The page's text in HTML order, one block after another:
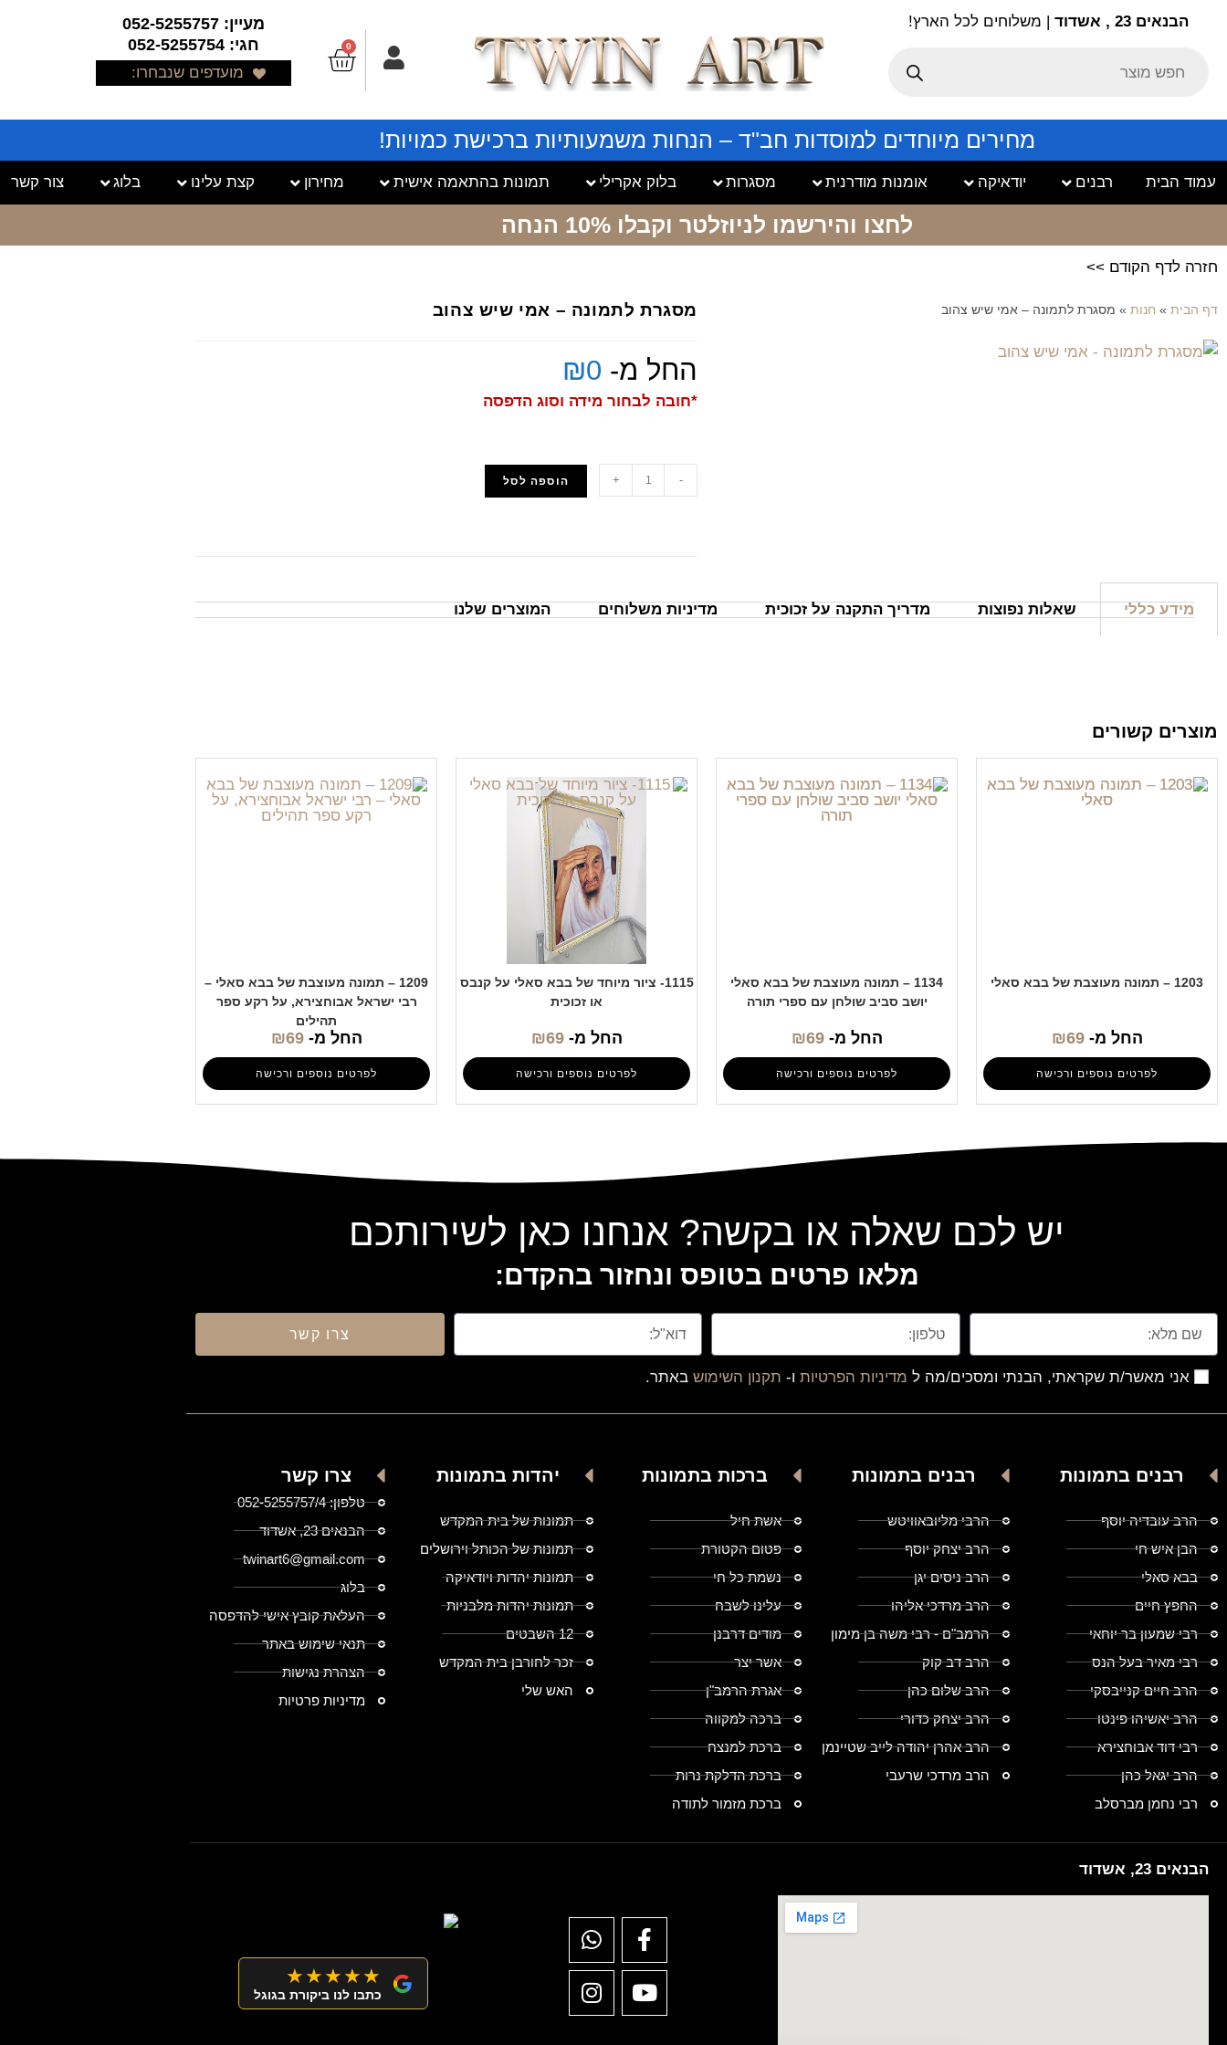
הבנאים 23 , אשדוד | משלוחים לכל הארץ!
0
מעיין: 052-5255757
חגי: 052-5255754
מועדפים שנבחרו:
מחירים מיוחדים למוסדות חב"ד – הנחות משמעותיות ברכישת כמויות!
עמוד הבית רבנים יודאיקה אומנות מודרנית מסגרות בלוק אקרילי תמונות בהתאמה אישית מחירון קצת עלינו בלוג צור קשר
לחצו והירשמו לניוזלטר וקבלו 10% הנחה
חזרה לדף הקודם >>
דף הבית » חנות » מסגרת לתמונה – אמי שיש צהוב מסגרת לתמונה – אמי שיש צהוב
החל מ- ₪0
*חובה לבחור מידה וסוג הדפסה
-
+ הוספה לסל
מידע כללי שאלות נפוצות מדריך התקנה על זכוכית מדיניות משלוחים המוצרים שלנו
מוצרים קשורים
1203 – תמונה מעוצבת של בבא סאלי
החל מ- ₪69
לפרטים נוספים ורכישה
1134 – תמונה מעוצבת של בבא סאלי
יושב סביב שולחן עם ספרי תורה
החל מ- ₪69
לפרטים נוספים ורכישה
1115- ציור מיוחד של בבא סאלי על קנבס
או זכוכית
החל מ- ₪69
לפרטים נוספים ורכישה
1209 – תמונה מעוצבת של בבא סאלי –
רבי ישראל אבוחצירא, על רקע ספר
תהילים
החל מ- ₪69
לפרטים נוספים ורכישה
יש לכם שאלה או בקשה? אנחנו כאן לשירותכם
מלאו פרטים בטופס ונחזור בהקדם:
אני מאשר/ת שקראתי, הבנתי ומסכים/מה ל מדיניות הפרטיות ו- תקנון השימוש באתר.
צרו קשר
רבנים בתמונות
הרב עובדיה יוסף
הבן איש חי
בבא סאלי
החפץ חיים
רבי שמעון בר יוחאי
רבי מאיר בעל הנס
הרב חיים קנייבסקי
הרב יאשיהו פינטו
רבי דוד אבוחצירא
הרב יגאל כהן
רבי נחמן מברסלב
רבנים בתמונות
הרבי מליובאוויטש
הרב יצחק יוסף
הרב ניסים יגן
הרב מרדכי אליהו
הרמב"ם - רבי משה בן מימון
הרב דב קוק
הרב שלום כהן
הרב יצחק כדורי
הרב אהרן יהודה לייב שטיינמן
הרב מרדכי שרעבי
ברכות בתמונות
אשת חיל
פטום הקטורת
נשמת כל חי
עלינו לשבח
מודים דרבנן
אשר יצר
אגרת הרמב"ן
ברכה למקווה
ברכת למנצח
ברכת הדלקת נרות
ברכת מזמור לתודה
יהדות בתמונות
תמונות של בית המקדש
תמונות של הכותל וירושלים
תמונות יהדות ויודאיקה
תמונות יהדות מלבניות
12 השבטים
זכר לחורבן בית המקדש
האש שלי
צרו קשר
טלפון: 052-5255757/4
הבנאים 23, אשדוד
twinart6@gmail.com
בלוג
העלאת קובץ אישי להדפסה
תנאי שימוש באתר
הצהרת נגישות
מדיניות פרטיות
הבנאים 23, אשדוד
★★★★★
כתבו לנו ביקורת בגוגל